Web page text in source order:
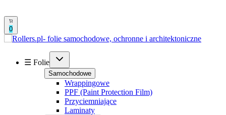
0
☰ Folie
Samochodowe
Wrappingowe
PPF (Paint Protection Film)
Przyciemniające
Laminaty